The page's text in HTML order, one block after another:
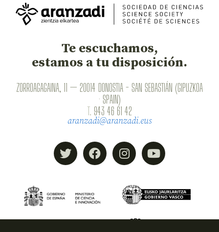
Te escuchamos,
estamos a tu disposición.
ZORROAGAGAINA, 11 — 20014 DONOSTIA - SAN SEBASTIÁN (GIPUZKOA
· SPAIN)
T. 943 46 61 42
aranzadi@aranzadi.eus